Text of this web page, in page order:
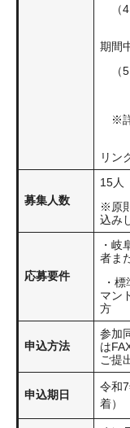
（4
令
期間
（5
令
※詳
リン
募集人数
15人
※原
込み
応募要件
・岐
者ま
・
マン
方
申込方法
参加
は
ご提
申込期日
令和
着）